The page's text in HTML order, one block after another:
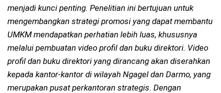
menjadi kunci penting. Penelitian ini bertujuan untuk
mengembangkan strategi promosi yang dapat membantu
UMKM mendapatkan perhatian lebih luas, khususnya
melalui pembuatan video profil dan buku direktori. Video
profil dan buku direktori yang dirancang akan diserahkan
kepada kantor-kantor di wilayah Ngagel dan Darmo, yang
merupakan pusat perkantoran strategis. Dengan